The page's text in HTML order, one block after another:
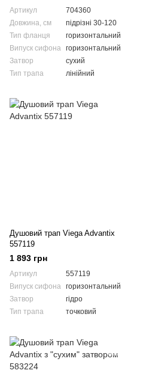
Артикул
704360
Довжина, см
підрізні 30-120
Тип фланця
горизонтальний
Випуск сифона горизонтальний
Затвор
сухий
Тип трапа
лінійний
Душовий трап Viega Advantix
557119
1 893 грн
Артикул
557119
Випуск сифона горизонтальний
Затвор
гідро
Тип трапа
точковий